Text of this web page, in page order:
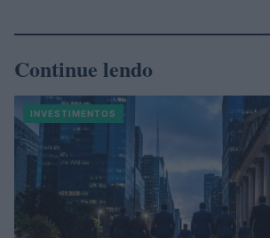
Continue lendo
INVESTIMENTOS